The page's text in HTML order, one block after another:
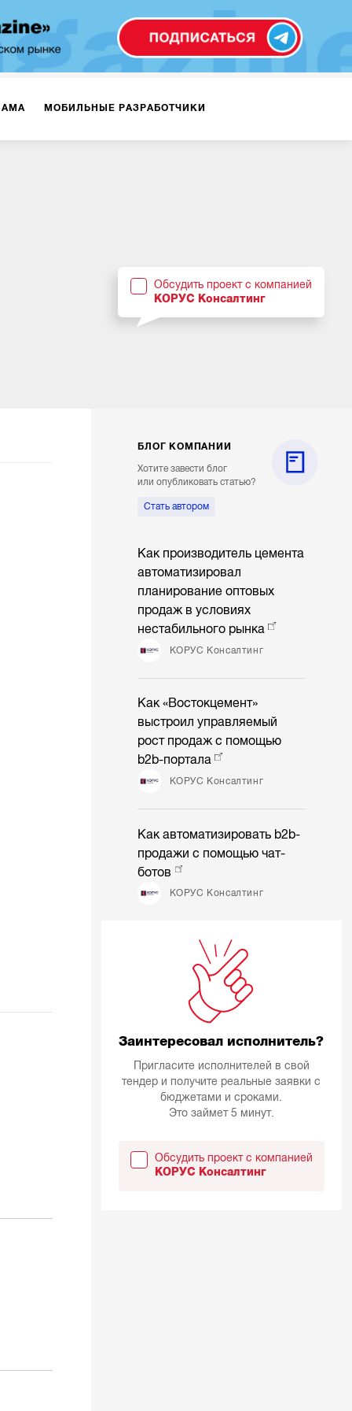
МОБИЛЬНЫЕ РАЗРАБОТЧИКИ
Обсудить проект с компанией
КОРУС Консалтинг
БЛОГ КОМПАНИИ
Хотите завести блог
или опубликовать статью?
Стать автором
Как производитель цемента
автоматизировал
планирование оптовых
продаж в условиях
нестабильного рынка
КОРУС Консалтинг
Как «Востокцемент»
выстроил управляемый
рост продаж с помощью
b2b-портала
КОРУС Консалтинг
Как автоматизировать b2b-
продажи с помощью чат-
ботов
КОРУС Консалтинг
Заинтересовал исполнитель?
Пригласите исполнителей в свой
тендер и получите реальные заявки с
бюджетами и сроками.
Это займет 5 минут.
Обсудить проект с компанией
КОРУС Консалтинг